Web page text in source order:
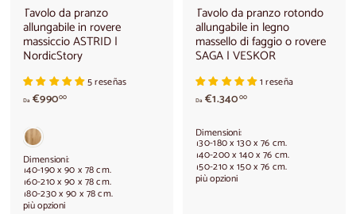
Tavolo da pranzo
allungabile in rovere
massiccio ASTRID |
NordicStory
5 reseñas
Da €99000A
t
i
r
e
Dimensioni:
140-190 x 90 x 78 cm.
160-210 x 90 x 78 cm.
180-230 x 90 x 78 cm.
più opzioni
Tavolo da pranzo rotondo
allungabile in legno
massello di faggio o rovere
SAGA | VESKOR
1 reseña
Da €1.34000A
r
t
i
Dimensioni:
130-180 x 130 x 76 cm.
140-200 x 140 x 76 cm.
150-210 x 150 x 76 cm.
più opzioni